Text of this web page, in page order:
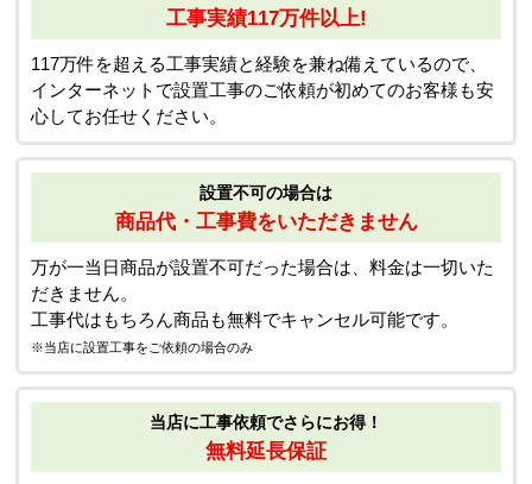
工事実績117万件以上!
117万件を超える工事実績と経験を兼ね備えているので、
インターネットで設置工事のご依頼が初めてのお客様も安
心してお任せください。
設置不可の場合は
商品代・工事費をいただきません
万が一当日商品が設置不可だった場合は、料金は一切いた
だきません。
工事代はもちろん商品も無料でキャンセル可能です。
※当店に設置工事をご依頼の場合のみ
当店に工事依頼でさらにお得！
無料延長保証